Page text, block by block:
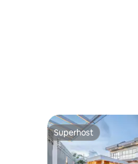
Superhost
Superhost